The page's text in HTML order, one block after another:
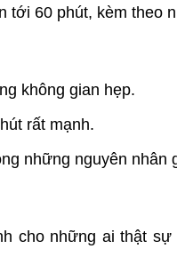
tới 60 phút, kèm theo
không gian hẹp.
rất mạnh.
những nguyên
cho những ai thật